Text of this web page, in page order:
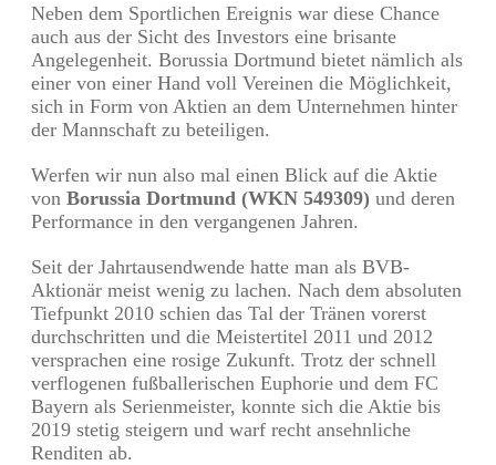
Neben dem Sportlichen Ereignis war diese Chance
auch aus der Sicht des Investors eine brisante
Angelegenheit. Borussia Dortmund bietet nämlich als
einer von einer Hand voll Vereinen die Möglichkeit,
sich in Form von Aktien an dem Unternehmen hinter
der Mannschaft zu beteiligen.
Werfen wir nun also mal einen Blick auf die Aktie
von Borussia Dortmund (WKN 549309) und deren
Performance in den vergangenen Jahren.
Seit der Jahrtausendwende hatte man als BVB-
Aktionär meist wenig zu lachen. Nach dem absoluten
Tiefpunkt 2010 schien das Tal der Tränen vorerst
durchschritten und die Meistertitel 2011 und 2012
versprachen eine rosige Zukunft. Trotz der schnell
verflogenen fußballerischen Euphorie und dem FC
Bayern als Serienmeister, konnte sich die Aktie bis
2019 stetig steigern und warf recht ansehnliche
Renditen ab.